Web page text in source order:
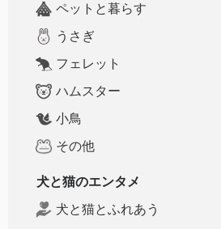
ペットと暮らす
うさぎ
フェレット
ハムスター
小鳥
その他
犬と猫のエンタメ
犬と猫とふれあう